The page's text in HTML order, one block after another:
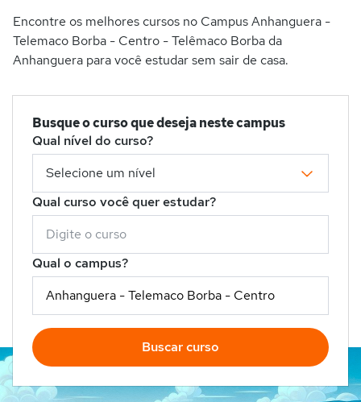
Encontre os melhores cursos no Campus Anhanguera -
Telemaco Borba - Centro - Telêmaco Borba da
Anhanguera para você estudar sem sair de casa.
Busque o curso que deseja neste campus
Qual nível do curso?
Qual curso você quer estudar?
Qual o campus?
Buscar curso